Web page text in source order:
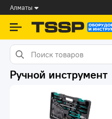
Алматы
Ручной инструмент